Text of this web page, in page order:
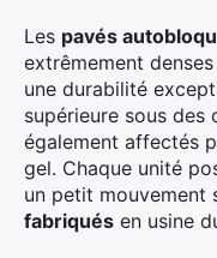
Les pavés
extrêmement
une durabilité
supérieure sous des
également affectés
gel. Chaque unité
un petit mouvement
fabriqués en usine